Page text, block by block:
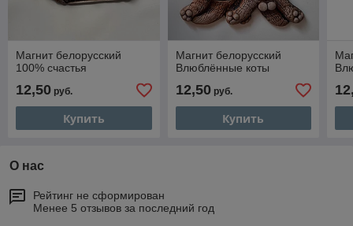
Магнит белорусский
100% счастья
12,50 руб.
Купить
Магнит белорусский
Влюблённые коты
12,50руб.
Купить
О нас
Рейтинг не сформирован
Менее 5 отзывов за последний год